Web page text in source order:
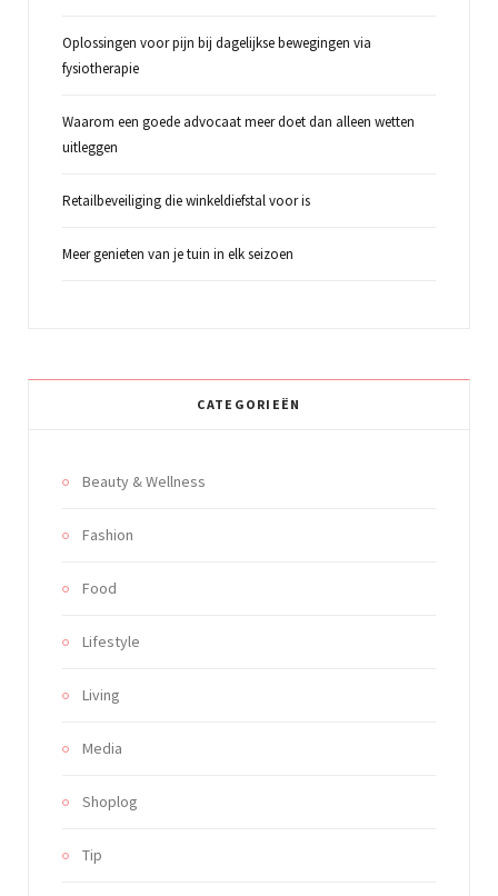
Oplossingen voor pijn bij dagelijkse bewegingen via
fysiotherapie
Waarom een goede advocaat meer doet dan alleen wetten
uitleggen
Retailbeveiliging die winkeldiefstal voor is
Meer genieten van je tuin in elk seizoen
CATEGORIEËN
Beauty & Wellness
Fashion
Food
Lifestyle
Living
Media
Shoplog
Tip